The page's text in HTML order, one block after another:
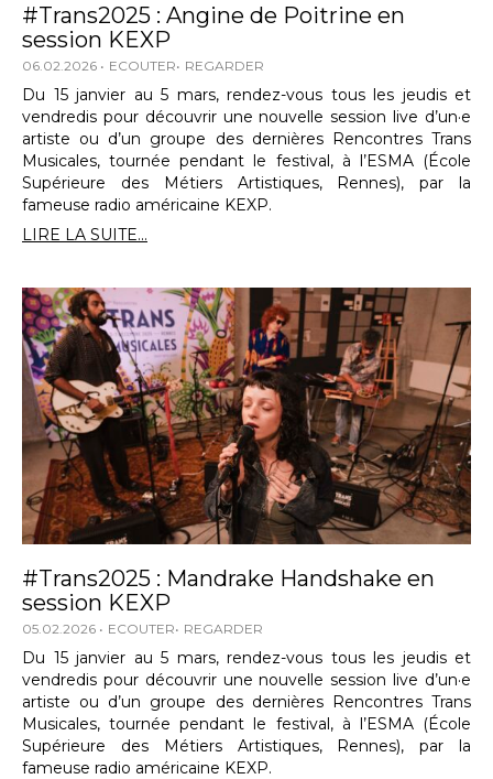
#Trans2025 : Angine de Poitrine en
session KEXP
06.02.2026 ECOUTER REGARDER
Du 15 janvier au 5 mars, rendez-vous tous les jeudis et
vendredis pour découvrir une nouvelle session live d’un·e
artiste ou d’un groupe des dernières Rencontres Trans
Musicales, tournée pendant le festival, à l’ESMA (École
Supérieure des Métiers Artistiques, Rennes), par la
fameuse radio américaine KEXP.
LIRE LA SUITE...
#Trans2025 : Mandrake Handshake en
session KEXP
05.02.2026 ECOUTER REGARDER
Du 15 janvier au 5 mars, rendez-vous tous les jeudis et
vendredis pour découvrir une nouvelle session live d’un·e
artiste ou d’un groupe des dernières Rencontres Trans
Musicales, tournée pendant le festival, à l’ESMA (École
Supérieure des Métiers Artistiques, Rennes), par la
fameuse radio américaine KEXP.